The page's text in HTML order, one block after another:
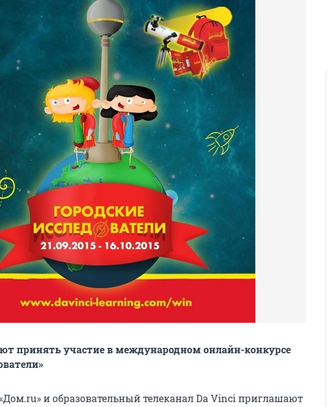
принять участие в международном онлайн-конкурсе
и образовательный телеканал Da Vinci приглашают